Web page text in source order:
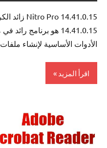
الأدوات الأساسية لإنشاء ملفات PDF وتحريرها وتحويلها […]
اقرأ المزيد